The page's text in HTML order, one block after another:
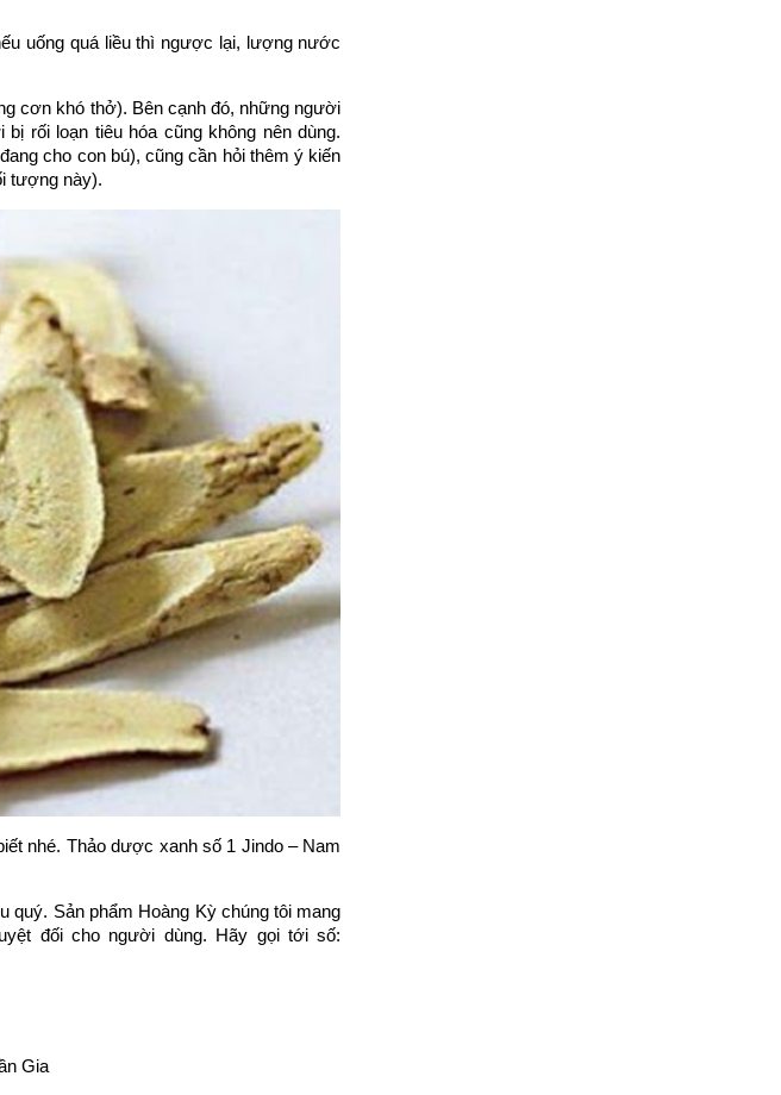
uống quá liều thì ngược lại, lượng nước
cơn khó thở). Bên cạnh đó, những người
rối loạn tiêu hóa cũng không nên dùng.
cho con bú), cũng cần hỏi thêm ý kiến
tượng này).
nhé. Thảo dược xanh số 1 Jindo – Nam
Sản phẩm Hoàng Kỳ chúng tôi mang
đối cho người dùng. Hãy gọi tới số:
Gia